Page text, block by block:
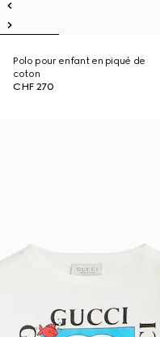
Polo pour enfant en piqué de
coton
CHF 270